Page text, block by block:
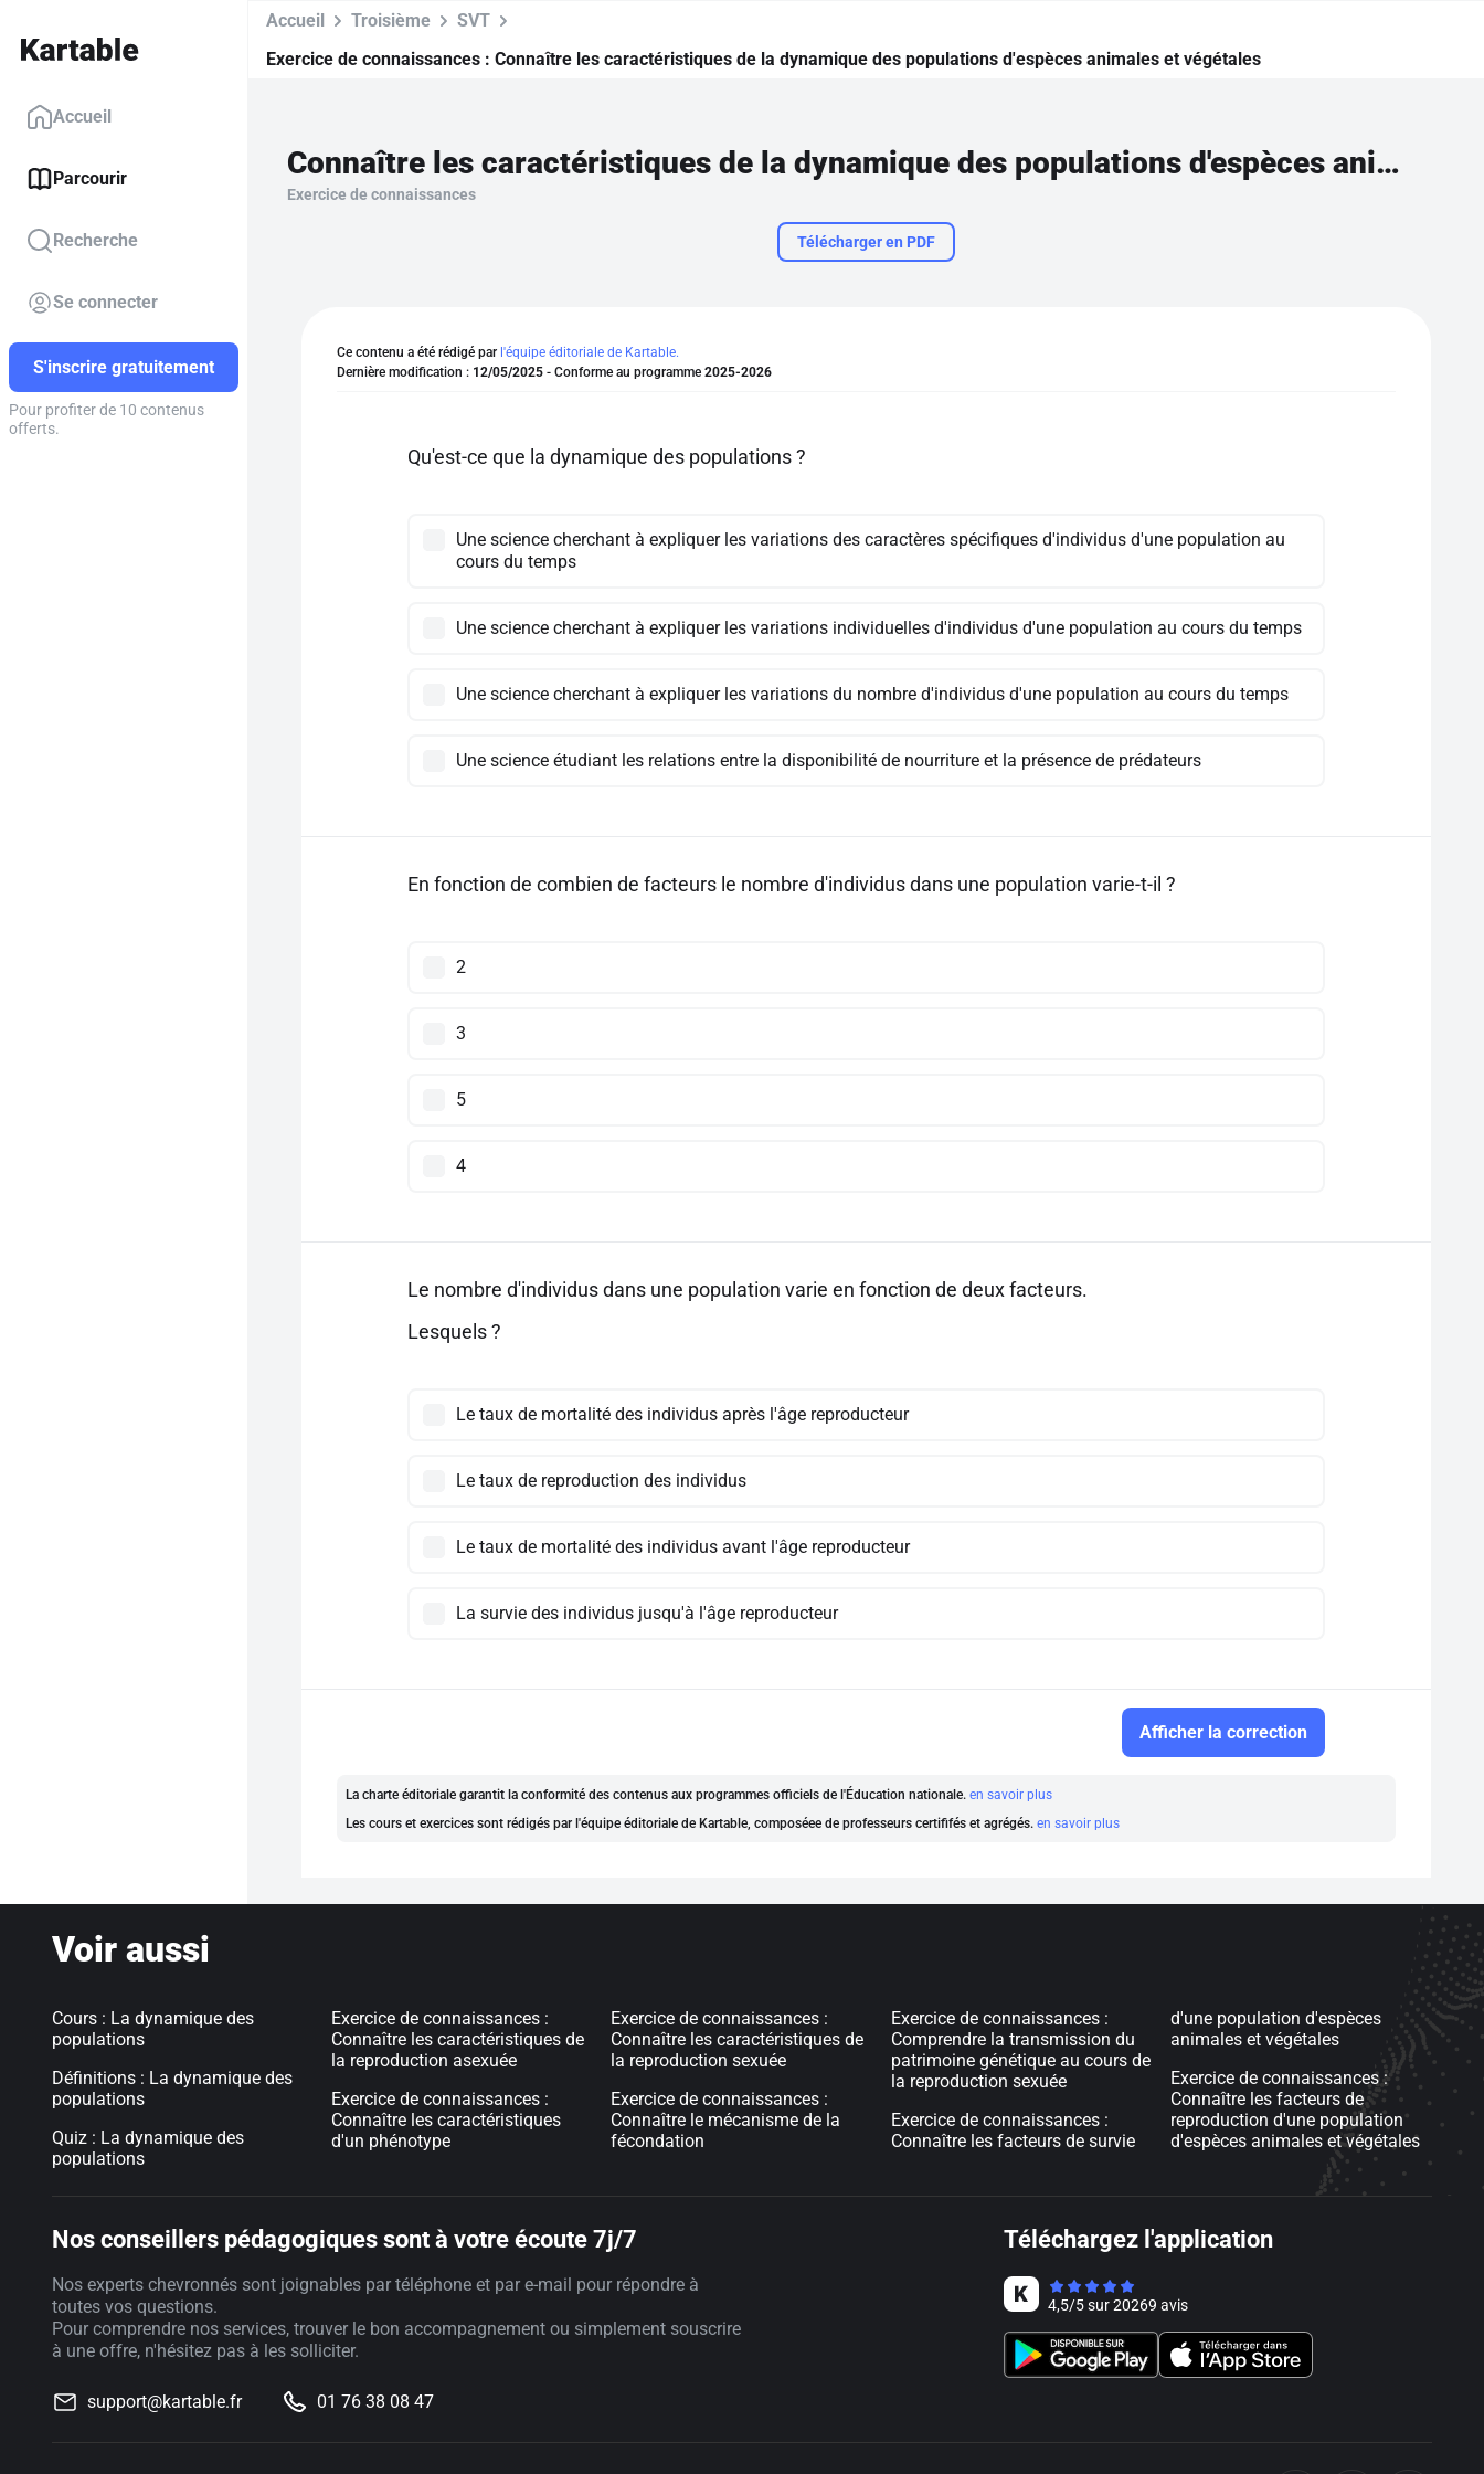
Accueil
Parcourir
Recherche
Se connecter
S'inscrire gratuitement
Pour profiter de 10 contenus
offerts.
Accueil Troisième
SVT
Exercice de connaissances : Connaître les caractéristiques de la dynamique des populations d'espèces animales et végétales
Connaître les caractéristiques de la dynamique des populations d'espèces animales et végétales
Exercice de connaissances
Télécharger en PDF
Ce contenu a été rédigé par l'équipe éditoriale de Kartable.
Dernière modification : 12/05/2025 - Conforme au programme 2025-2026
Qu'est-ce que la dynamique des populations ?
Une science cherchant à expliquer les variations des caractères spécifiques d'individus d'une population au
cours du temps
Une science cherchant à expliquer les variations individuelles d'individus d'une population au cours du temps
Une science cherchant à expliquer les variations du nombre d'individus d'une population au cours du temps
Une science étudiant les relations entre la disponibilité de nourriture et la présence de prédateurs
En fonction de combien de facteurs le nombre d'individus dans une population varie-t-il ?
2
3
5
4
Le nombre d'individus dans une population varie en fonction de deux facteurs.
Lesquels ?
Le taux de mortalité des individus après l'âge reproducteur
Le taux de reproduction des individus
Le taux de mortalité des individus avant l'âge reproducteur
La survie des individus jusqu'à l'âge reproducteur
Afficher la correction
La charte éditoriale garantit la conformité des contenus aux programmes officiels de l'Éducation nationale. en savoir plus
Les cours et exercices sont rédigés par l'équipe éditoriale de Kartable, composéee de professeurs certififés et agrégés. en savoir plus
Voir aussi
Cours : La dynamique des
populations
Définitions : La dynamique des
populations
Quiz : La dynamique des
populations
Exercice de connaissances :
Connaître les caractéristiques de
la reproduction asexuée
Exercice de connaissances :
Connaître les caractéristiques
d'un phénotype
Exercice de connaissances :
Connaître les caractéristiques de
la reproduction sexuée
Exercice de connaissances :
Connaître le mécanisme de la
fécondation
Exercice de connaissances :
Comprendre la transmission du
patrimoine génétique au cours de
la reproduction sexuée
Exercice de connaissances :
Connaître les facteurs de survie
d'une population d'espèces
animales et végétales
Exercice de connaissances :
Connaître les facteurs de
reproduction d'une population
d'espèces animales et végétales
Nos conseillers pédagogiques sont à votre écoute 7j/7
Nos experts chevronnés sont joignables par téléphone et par e-mail pour répondre à
toutes vos questions.
Pour comprendre nos services, trouver le bon accompagnement ou simplement souscrire
à une offre, n'hésitez pas à les solliciter.
support@kartable.fr 01 76 38 08 47
Téléchargez l'application
4,5/5sur20269 avis